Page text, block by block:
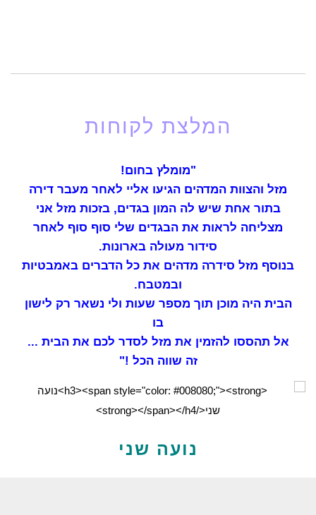
המלצת לקוחות
"מומלץ בחום!
מזל והצוות המדהים הגיעו אליי לאחר מעבר דירה
בתור אחת שיש לה המון בגדים, בזכות מזל אני
מצליחה לראות את הבגדים שלי סוף סוף לאחר
סידור מעולה בארונות.
בנוסף מזל סידרה מדהים את כל הדברים באמבטיות
ובמטבח.
הבית היה מוכן תוך מספר שעות ולי נשאר רק לישון
בו
אל תהססו להזמין את מזל לסדר לכם את הבית ...
זה שווה הכל !"
נועה שני